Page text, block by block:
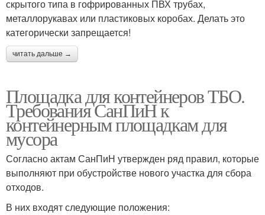
скрытого типа в гофрированных ПВХ трубах,
металлорукавах или пластиковых коробах. Делать это
категорически запрещается!
читать дальше →
Площадка для контейнеров ТБО.
Требования СанПиН к
контейнерным площадкам для
мусора
Согласно актам СанПиН утвержден ряд правил, которые
выполняют при обустройстве нового участка для сбора
отходов.
В них входят следующие положения: